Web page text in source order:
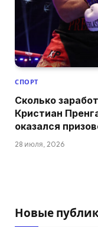
СПОРТ
Сколько
Кристиан
оказался
28 июля, 2026
Новые